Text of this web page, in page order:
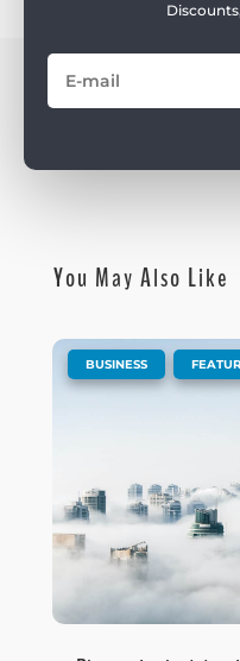
You May Also Like
BUSINESS